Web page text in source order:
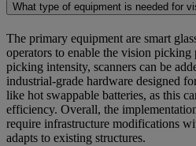
What type of equipment is needed for
The primary equipment are smart
operators to enable the vision picking
picking intensity, scanners can be
industrial-grade hardware designed
like hot swappable batteries, as this
efficiency. Overall, the
require infrastructure modifications
adapts to existing structures.